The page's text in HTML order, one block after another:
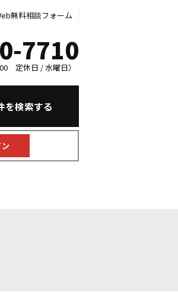
無料相談フォーム
7710
定休日 / 水曜日）
を検索する